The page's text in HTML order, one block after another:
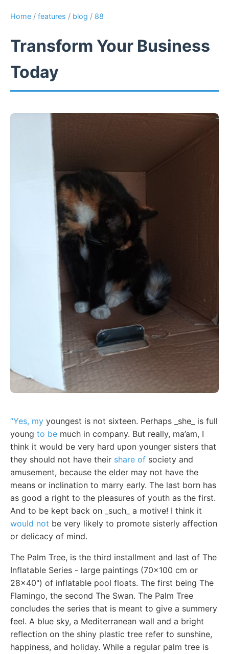
Home / features / blog / 88
Transform Your Business
Today
“Yes, my youngest is not sixteen. Perhaps _she_ is full
young to be much in company. But really, ma’am, I
think it would be very hard upon younger sisters that
they should not have their share of society and
amusement, because the elder may not have the
means or inclination to marry early. The last born has
as good a right to the pleasures of youth as the first.
And to be kept back on _such_ a motive! I think it
would not be very likely to promote sisterly affection
or delicacy of mind.
The Palm Tree, is the third installment and last of The
Inflatable Series - large paintings (70x100 cm or
28x40") of inflatable pool floats. The first being The
Flamingo, the second The Swan. The Palm Tree
concludes the series that is meant to give a summery
feel. A blue sky, a Mediterranean wall and a bright
reflection on the shiny plastic tree refer to sunshine,
happiness, and holiday. While a regular palm tree is